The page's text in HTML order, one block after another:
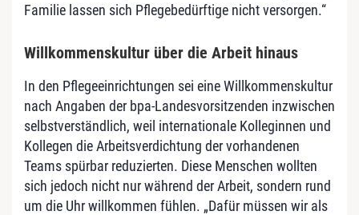
Familie lassen sich Pflegebedürftige nicht versorgen.“
Willkommenskultur über die Arbeit hinaus
In den Pflegeeinrichtungen sei eine Willkommenskultur
nach Angaben der bpa-Landesvorsitzenden inzwischen
selbstverständlich, weil internationale Kolleginnen und
Kollegen die Arbeitsverdichtung der vorhandenen
Teams spürbar reduzierten. Diese Menschen wollten
sich jedoch nicht nur während der Arbeit, sondern rund
um die Uhr willkommen fühlen. „Dafür müssen wir als